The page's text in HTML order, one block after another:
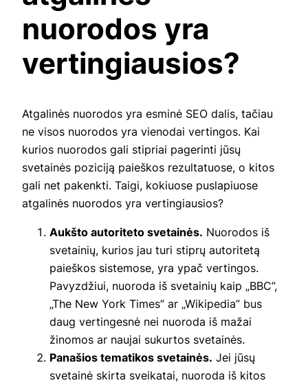
nuorodos yra
vertingiausios?
Atgalinės nuorodos yra esminė SEO dalis, tačiau
ne visos nuorodos yra vienodai vertingos. Kai
kurios nuorodos gali stipriai pagerinti jūsų
svetainės poziciją paieškos rezultatuose, o kitos
gali net pakenkti. Taigi, kokiuose puslapiuose
atgalinės nuorodos yra vertingiausios?
Aukšto autoriteto svetainės. Nuorodos iš
svetainių, kurios jau turi stiprų autoritetą
paieškos sistemose, yra ypač vertingos.
Pavyzdžiui, nuoroda iš svetainių kaip „BBC”,
„The New York Times” ar „Wikipedia” bus
daug vertingesnė nei nuoroda iš mažai
žinomos ar naujai sukurtos svetainės.
Panašios tematikos svetainės. Jei jūsų
svetainė skirta sveikatai, nuoroda iš kitos